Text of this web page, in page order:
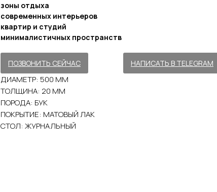
зоны отдыха
современных интерьеров
квартир и студий
минималистичных пространств
ПОЗВОНИТЬ СЕЙЧАС НАПИСАТЬ В TELEGRAM
ДИАМЕТР: 500 ММ
ТОЛЩИНА: 20 ММ
ПОРОДА: БУК
ПОКРЫТИЕ: МАТОВЫЙ ЛАК
СТОЛ: ЖУРНАЛЬНЫЙ